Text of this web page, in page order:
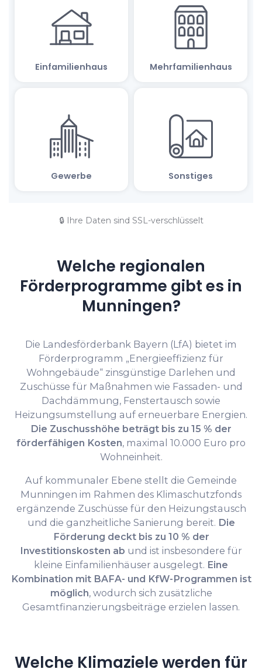
🔒 Ihre Daten sind SSL-verschlüsselt
Welche regionalen
Förderprogramme gibt es in
Munningen?
Die Landesförderbank Bayern (LfA) bietet im
Förderprogramm „Energieeffizienz für
Wohngebäude“ zinsgünstige Darlehen und
Zuschüsse für Maßnahmen wie Fassaden- und
Dachdämmung, Fenstertausch sowie
Heizungsumstellung auf erneuerbare Energien.
Die Zuschusshöhe beträgt bis zu 15 % der
förderfähigen Kosten, maximal 10.000 Euro pro
Wohneinheit.
Auf kommunaler Ebene stellt die Gemeinde
Munningen im Rahmen des Klimaschutzfonds
ergänzende Zuschüsse für den Heizungstausch
und die ganzheitliche Sanierung bereit. Die
Förderung deckt bis zu 10 % der
Investitionskosten ab und ist insbesondere für
kleine Einfamilienhäuser ausgelegt. Eine
Kombination mit BAFA- und KfW-Programmen ist
möglich, wodurch sich zusätzliche
Gesamtfinanzierungsbeiträge erzielen lassen.
Welche Klimaziele werden für